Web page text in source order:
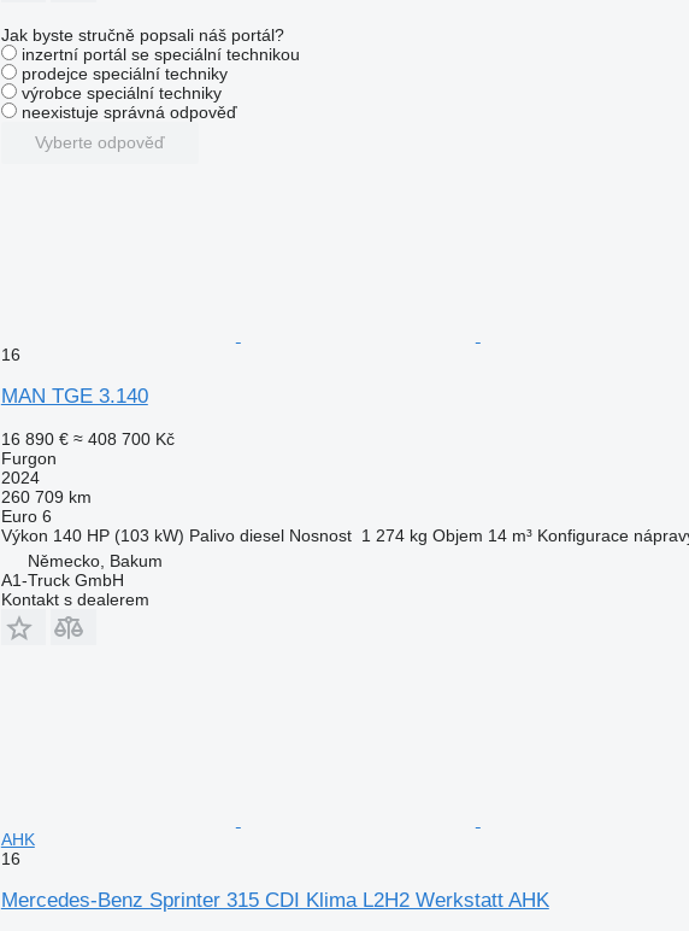
Jak byste stručně popsali náš portál?
inzertní portál se speciální technikou
prodejce speciální techniky
výrobce speciální techniky
neexistuje správná odpověď
Vyberte odpověď
16
MAN TGE 3.140
16 890 € ≈ 408 700 Kč
Furgon
2024
260 709 km
Euro 6
Výkon 140 HP (103 kW) Palivo diesel Nosnost 1 274 kg Objem 14 m³ Konfigurace
Německo, Bakum
A1-Truck GmbH
Kontakt s dealerem
AHK
16
Mercedes-Benz Sprinter 315 CDI Klima L2H2 Werkstatt AHK